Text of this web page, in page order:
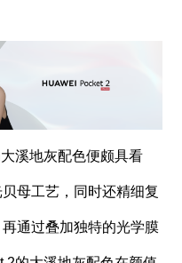
溪地灰配色便颇具看
母工艺，同时还精细复
通过叠加独特的光学膜